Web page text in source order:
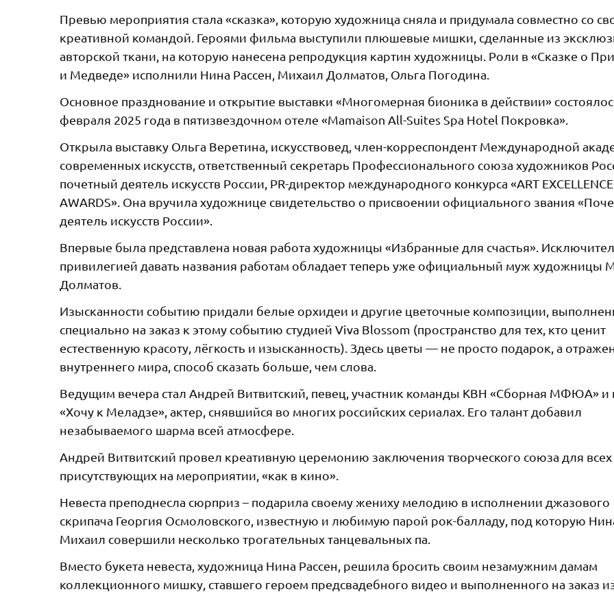
Превью мероприятия стала «сказка», которую художница сняла и придумала совместно со
креативной командой. Героями фильма выступили плюшевые мишки, сделанные из
авторской ткани, на которую нанесена репродукция картин художницы. Роли в «Сказке о
и Медведе» исполнили Нина Рассен, Михаил Долматов, Ольга Погодина.
Основное празднование и открытие выставки «Многомерная бионика в действии»
февраля 2025 года в пятизвездочном отеле «Mamaison All-Suites Spa Hotel Покровка».
Открыла выставку Ольга Веретина, искусствовед, член-корреспондент Международной
современных искусств, ответственный секретарь Профессионального союза художников
почетный деятель искусств России, PR-директор международного конкурса «ART EXCELLENCE
AWARDS». Она вручила художнице свидетельство о присвоении официального звания
деятель искусств России».
Впервые была представлена новая работа художницы «Избранные для счастья».
привилегией давать названия работам обладает теперь уже официальный муж художницы
Долматов.
Изысканности событию придали белые орхидеи и другие цветочные композиции,
специально на заказ к этому событию студией Viva Blossom (пространство для тех, кто ценит
естественную красоту, лёгкость и изысканность). Здесь цветы — не просто подарок, а
внутреннего мира, способ сказать больше, чем слова.
Ведущим вечера стал Андрей Витвитский, певец, участник команды КВН «Сборная МФЮА» и
«Хочу к Меладзе», актер, снявшийся во многих российских сериалах. Его талант добавил
незабываемого шарма всей атмосфере.
Андрей Витвитский провел креативную церемонию заключения творческого союза для всех
присутствующих на мероприятии, «как в кино».
Невеста преподнесла сюрприз – подарила своему жениху мелодию в исполнении джазового
скрипача Георгия Осмоловского, известную и любимую парой рок-балладу, под которую
Михаил совершили несколько трогательных танцевальных па.
Вместо букета невеста, художница Нина Рассен, решила бросить своим незамужним дамам
коллекционного мишку, ставшего героем предсвадебного видео и выполненного на заказ